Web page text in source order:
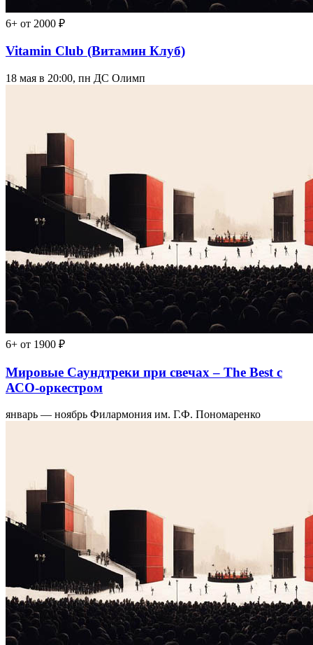
6+ от 2000 ₽
Vitamin Club (Витамин Клуб)
18 мая в 20:00, пн ДС Олимп
6+ от 1900 ₽
Мировые Саундтреки при свечах – The Best с
АСО-оркестром
январь — ноябрь Филармония им. Г.Ф. Пономаренко